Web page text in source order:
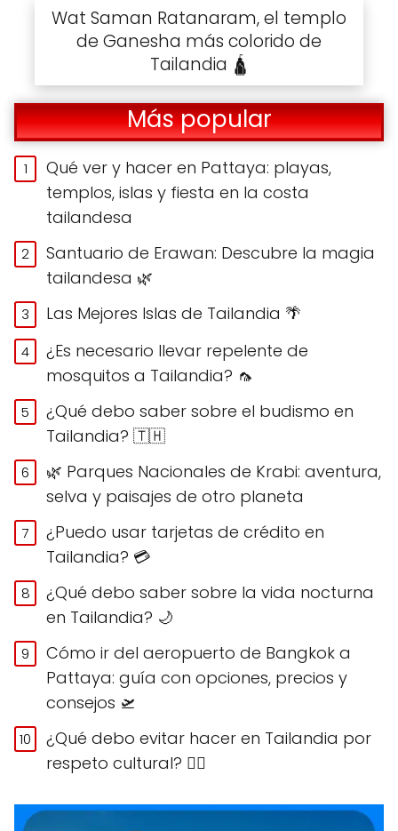
Wat Saman Ratanaram, el templo
de Ganesha más colorido de
Tailandia 🛕
Más popular
Qué ver y hacer en Pattaya: playas,
templos, islas y fiesta en la costa
tailandesa
Santuario de Erawan: Descubre la magia
tailandesa 🌿
Las Mejores Islas de Tailandia 🌴
¿Es necesario llevar repelente de
mosquitos a Tailandia? 🦟
¿Qué debo saber sobre el budismo en
Tailandia? 🇹🇭
🌿 Parques Nacionales de Krabi: aventura,
selva y paisajes de otro planeta
¿Puedo usar tarjetas de crédito en
Tailandia? 💳
¿Qué debo saber sobre la vida nocturna
en Tailandia? 🌙
Cómo ir del aeropuerto de Bangkok a
Pattaya: guía con opciones, precios y
consejos 🛫
¿Qué debo evitar hacer en Tailandia por
respeto cultural? 🙅‍♀️